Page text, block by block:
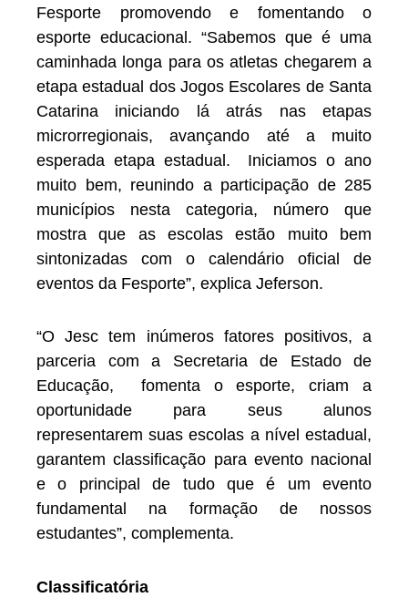
Fesporte promovendo e fomentando o
esporte educacional. “Sabemos que é uma
caminhada longa para os atletas chegarem a
etapa estadual dos Jogos Escolares de Santa
Catarina iniciando lá atrás nas etapas
microrregionais, avançando até a muito
esperada etapa estadual. Iniciamos o ano
muito bem, reunindo a participação de 285
municípios nesta categoria, número que
mostra que as escolas estão muito bem
sintonizadas com o calendário oficial de
eventos da Fesporte”, explica Jeferson.
“O Jesc tem inúmeros fatores positivos, a
parceria com a Secretaria de Estado de
Educação, fomenta o esporte, criam a
oportunidade para seus alunos
representarem suas escolas a nível estadual,
garantem classificação para evento nacional
e o principal de tudo que é um evento
fundamental na formação de nossos
estudantes”, complementa.
Classificatória